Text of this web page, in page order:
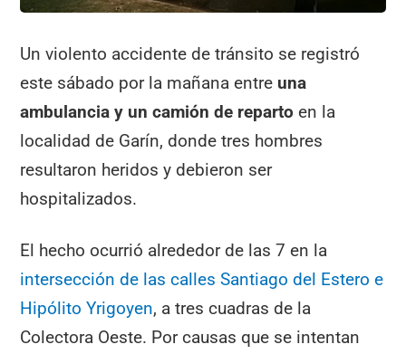
Un violento accidente de tránsito se registró
este sábado por la mañana entre una
ambulancia y un camión de reparto en la
localidad de Garín, donde tres hombres
resultaron heridos y debieron ser
hospitalizados.
El hecho ocurrió alrededor de las 7 en la
intersección de las calles Santiago del Estero e
Hipólito Yrigoyen, a tres cuadras de la
Colectora Oeste. Por causas que se intentan